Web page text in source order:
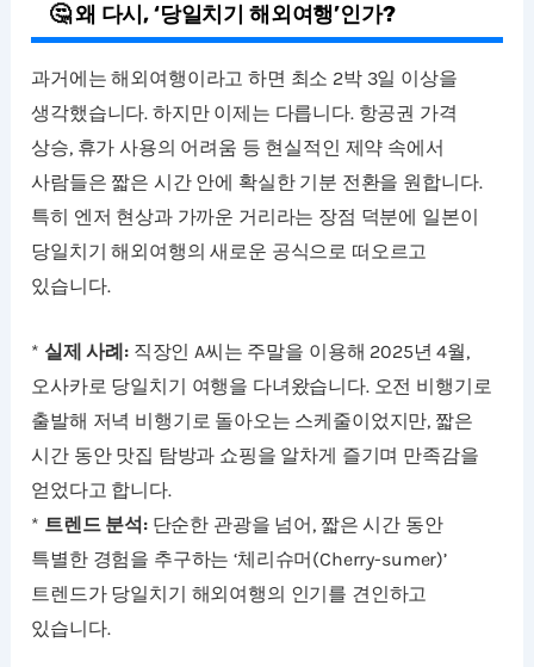
🤔 왜 다시, ‘당일치기 해외여행’인가?
과거에는 해외여행이라고 하면 최소 2박 3일 이상을
생각했습니다. 하지만 이제는 다릅니다. 항공권 가격
상승, 휴가 사용의 어려움 등 현실적인 제약 속에서
사람들은 짧은 시간 안에 확실한 기분 전환을 원합니다.
특히 엔저 현상과 가까운 거리라는 장점 덕분에 일본이
당일치기 해외여행의 새로운 공식으로 떠오르고
있습니다.
* 실제 사례:직장인 A씨는 주말을 이용해 2025년 4월,
오사카로 당일치기 여행을 다녀왔습니다. 오전 비행기로
출발해 저녁 비행기로 돌아오는 스케줄이었지만, 짧은
시간 동안 맛집 탐방과 쇼핑을 알차게 즐기며 만족감을
얻었다고 합니다.
* 트렌드 분석:단순한 관광을 넘어, 짧은 시간 동안
특별한 경험을 추구하는 ‘체리슈머(Cherry-sumer)’
트렌드가 당일치기 해외여행의 인기를 견인하고
있습니다.